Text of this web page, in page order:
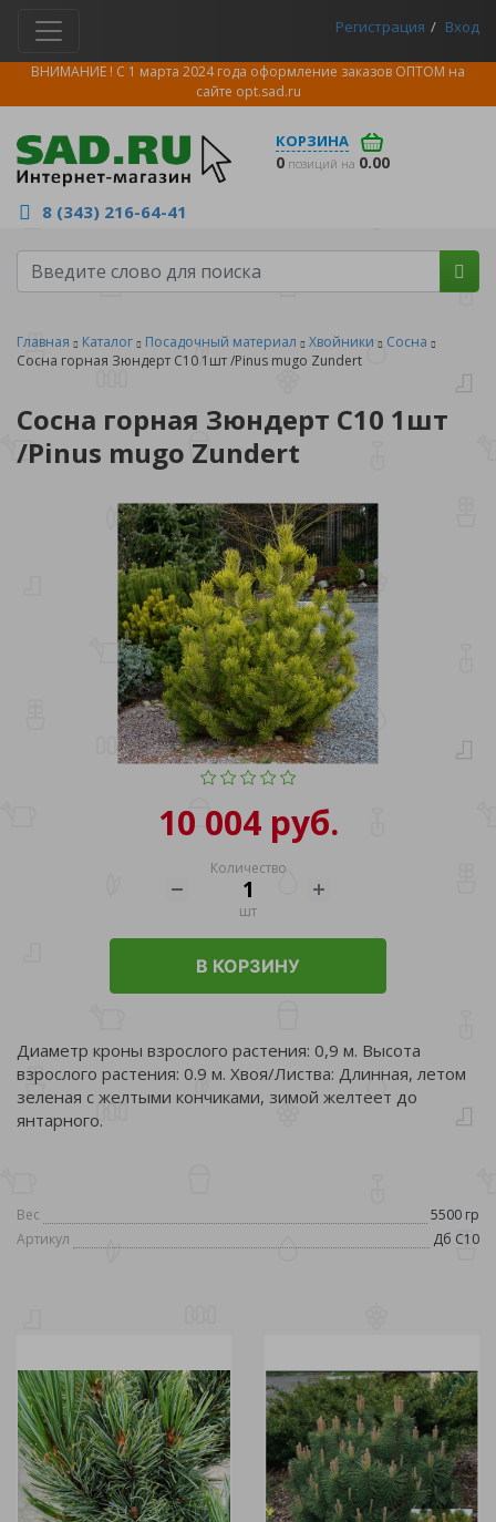
Регистрация Вход
ВНИМАНИЕ ! С 1 марта 2024 года оформление заказов ОПТОМ на
сайте opt.sad.ru
КОРЗИНА
0 позиций на 0.00
8 (343) 216-64-41
Главная Каталог Посадочный материал Хвойники
Сосна
Сосна горная Зюндерт С10 1шт /Pinus mugo Zundert
Сосна горная Зюндерт С10 1шт
/Pinus mugo Zundert
10 004 руб.
Количество
шт
В КОРЗИНУ
Диаметр кроны взрослого растения: 0,9 м. Высота
взрослого растения: 0.9 м. Хвоя/Листва: Длинная, летом
зеленая с желтыми кончиками, зимой желтеет до
янтарного.
Вес
5500 гр
Артикул
Дб C10